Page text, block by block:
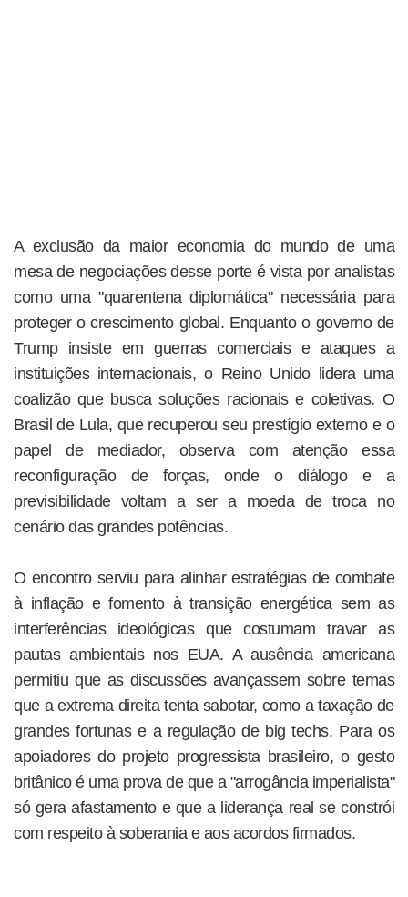
A exclusão da maior economia do mundo de uma
mesa de negociações desse porte é vista por analistas
como uma "quarentena diplomática" necessária para
proteger o crescimento global. Enquanto o governo de
Trump insiste em guerras comerciais e ataques a
instituições internacionais, o Reino Unido lidera uma
coalizão que busca soluções racionais e coletivas. O
Brasil de Lula, que recuperou seu prestígio externo e o
papel de mediador, observa com atenção essa
reconfiguração de forças, onde o diálogo e a
previsibilidade voltam a ser a moeda de troca no
cenário das grandes potências.
O encontro serviu para alinhar estratégias de combate
à inflação e fomento à transição energética sem as
interferências ideológicas que costumam travar as
pautas ambientais nos EUA. A ausência americana
permitiu que as discussões avançassem sobre temas
que a extrema direita tenta sabotar, como a taxação de
grandes fortunas e a regulação de big techs. Para os
apoiadores do projeto progressista brasileiro, o gesto
britânico é uma prova de que a "arrogância imperialista"
só gera afastamento e que a liderança real se constrói
com respeito à soberania e aos acordos firmados.